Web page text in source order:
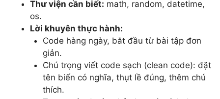
Thư viện cần biết: math, random, datetime,
os.
Lời khuyên thực hành:
Code hàng ngày, bắt đầu từ bài tập đơn
giản.
Chú trọng viết code sạch (clean code): đặt
tên biến có nghĩa, thụt lề đúng, thêm chú
thích.